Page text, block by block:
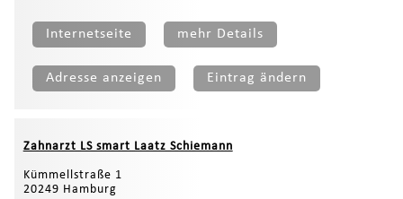
Internetseite mehr Details
Adresse anzeigen Eintrag ändern
Zahnarzt LS smart Laatz Schiemann
Kümmellstraße 1
20249 Hamburg